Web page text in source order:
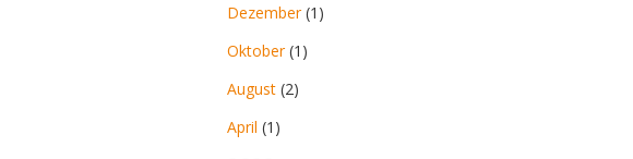
Dezember(1)
Oktober(1)
August (2)
April (1)